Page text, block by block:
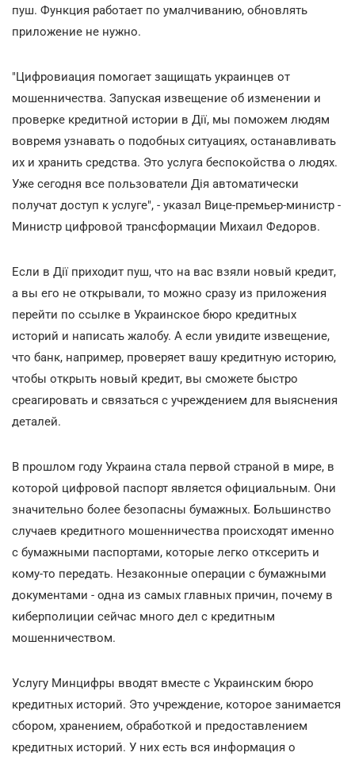
пуш. Функция работает по умалчиванию, обновлять
приложение не нужно.
"Цифровиация помогает защищать украинцев от
мошенничества. Запуская извещение об изменении и
проверке кредитной истории в Дії, мы поможем людям
вовремя узнавать о подобных ситуациях, останавливать
их и хранить средства. Это услуга беспокойства о людях.
Уже сегодня все пользователи Дія автоматически
получат доступ к услуге", - указал Вице-премьер-министр -
Министр цифровой трансформации Михаил Федоров.
Если в Дії приходит пуш, что на вас взяли новый кредит,
а вы его не открывали, то можно сразу из приложения
перейти по ссылке в Украинское бюро кредитных
историй и написать жалобу. А если увидите извещение,
что банк, например, проверяет вашу кредитную историю,
чтобы открыть новый кредит, вы сможете быстро
среагировать и связаться с учреждением для выяснения
деталей.
В прошлом году Украина стала первой страной в мире, в
которой цифровой паспорт является официальным. Они
значительно более безопасны бумажных. Большинство
случаев кредитного мошенничества происходят именно
с бумажными паспортами, которые легко отксерить и
кому-то передать. Незаконные операции с бумажными
документами - одна из самых главных причин, почему в
киберполиции сейчас много дел с кредитным
мошенничеством.
Услугу Минцифры вводят вместе с Украинским бюро
кредитных историй. Это учреждение, которое занимается
сбором, хранением, обработкой и предоставлением
кредитных историй. У них есть вся информация о